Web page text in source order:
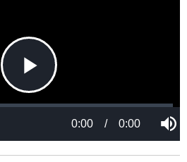
P
l
0:00 / 0:00
M
t